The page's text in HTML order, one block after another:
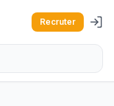
Recruter